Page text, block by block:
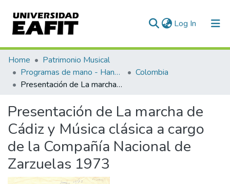
Log In (current)
Communities & Collections
All of DSpace
Home
Patrimonio Musical
Programas de mano - Hand programs
Colombia
Presentación de La marcha de Cádiz y Música clásica a cargo de la Compañía Nacional de Zarzuelas 1973
Presentación de La marcha de
Cádiz y Música clásica a cargo
de la Compañía Nacional de
Zarzuelas 1973